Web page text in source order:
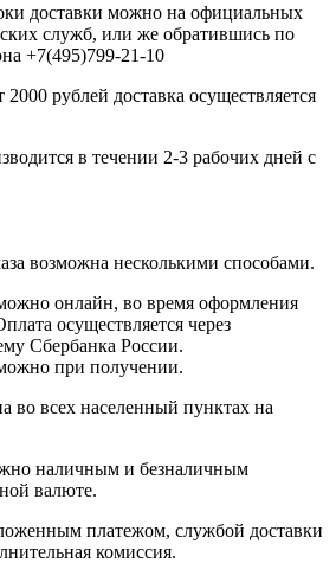
доставки можно на официальных
служб, или же обратившись по
+7(495)799-21-10
рублей доставка осуществляется
в течении 2-3 рабочих дней с
возможна несколькими способами.
онлайн, во время оформления
осуществляется через
Сбербанка России.
при получении.
во всех населенный пунктах на
наличным и безналичным
валюте.
платежом, службой доставки
комиссия.